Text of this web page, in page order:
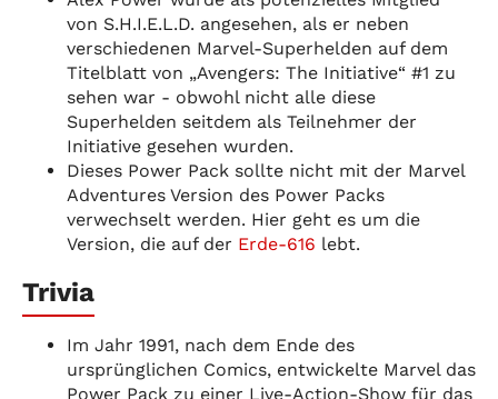
von S.H.I.E.L.D. angesehen, als er neben
verschiedenen Marvel-Superhelden auf dem
Titelblatt von „Avengers: The Initiative“ #1 zu
sehen war - obwohl nicht alle diese
Superhelden seitdem als Teilnehmer der
Initiative gesehen wurden.
Dieses Power Pack sollte nicht mit der Marvel
Adventures Version des Power Packs
verwechselt werden. Hier geht es um die
Version, die auf der Erde-616 lebt.
Trivia
Im Jahr 1991, nach dem Ende des
ursprünglichen Comics, entwickelte Marvel das
Power Pack zu einer Live-Action-Show für das